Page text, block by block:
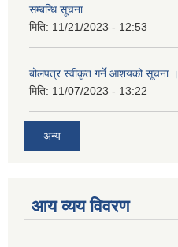
सम्बन्धि सूचना
मिति: 11/21/2023 - 12:53
बोलपत्र स्वीकृत गर्ने आशयको सूचना ।
मिति: 11/07/2023 - 13:22
अन्य
आय व्यय विवरण